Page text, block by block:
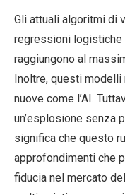
Gli attuali algoritmi di
regressioni logistiche
raggiungono al
Inoltre, questi modelli
nuove come l’AI.
un’esplosione senza
significa che questo
approfondimenti che
fiducia nel mercato